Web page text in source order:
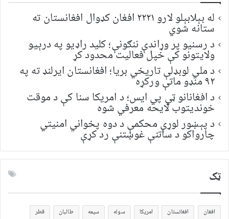
له بېلابېلو لارو ۲۲۲۱ افغان کډوال افغانستان ته
ستانه شوي
د رسنیو پر وړاندې ننګونې؛ کلید راډیو په درېیو
ولایتونو کې خپل فعالیت محدود کړ
د ملي لوبډلې تاریخي بریا؛ افغانستان ایرلنډ ته په
۹۲ منډو ماتې ورکړه
د افغانانو ټي پي ایس؛ د امریکا سنا کې د موقت
خونديتوب لایحه معرفي شوه
د پېښور لوړې محکمې د دوه پخواني امنیتي
چارواکو د ساتنې غوښتنې رد کړې
ټک
افغان افغانستان امریکا سوله سیمه طالبان
قطر